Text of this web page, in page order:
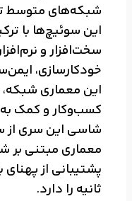
شبکه‌های متوسط
این سوئیچ‌ها با
سخت‌افزار و
خودکارسازی،
این معماری شبکه،
کسب‌وکار و کمک
معماری مبتنی بر
ثانیه را دارد.